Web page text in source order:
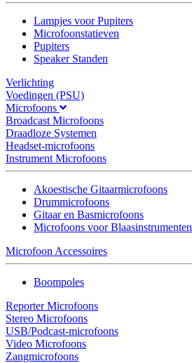
Lampjes voor Pupiters
Microfoonstatieven
Pupiters
Speaker Standen
Verlichting
Voedingen (PSU)
Microfoons
Broadcast Microfoons
Draadloze Systemen
Headset-microfoons
Instrument Microfoons
Akoestische Gitaarmicrofoons
Drummicrofoons
Gitaar en Basmicrofoons
Microfoons voor Blaasinstrumenten
Microfoon Accessoires
Boompoles
Reporter Microfoons
Stereo Microfoons
USB/Podcast-microfoons
Video Microfoons
Zangmicrofoons